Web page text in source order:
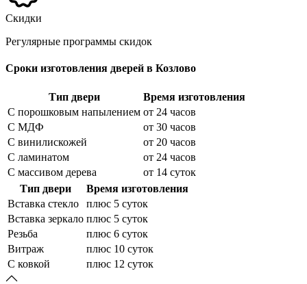
Скидки
Регулярные программы скидок
Сроки изготовления дверей в Козлово
Тип двери
Время изготовления
С порошковым напылением от 24 часов
С МДФ
от 30 часов
С винилискожей
от 20 часов
С ламинатом
от 24 часов
С массивом дерева
от 14 суток
Тип двери
Время изготовления
Вставка стекло
плюс 5 суток
Вставка зеркало плюс 5 суток
Резьба
плюс 6 суток
Витраж
плюс 10 суток
С ковкой
плюс 12 суток